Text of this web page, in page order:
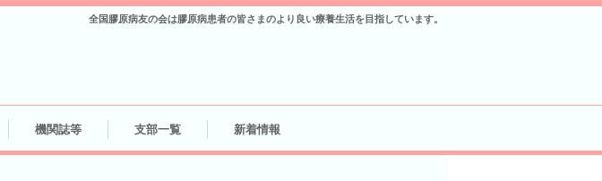
全国膠原病友の会は膠原病患者の皆さまのより良い療養生活を目指しています。
機関誌等 支部一覧 新着情報